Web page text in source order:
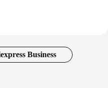
Business